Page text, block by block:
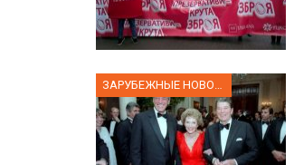
ЗАРУБЕЖНЫЕ НОВОСТИ